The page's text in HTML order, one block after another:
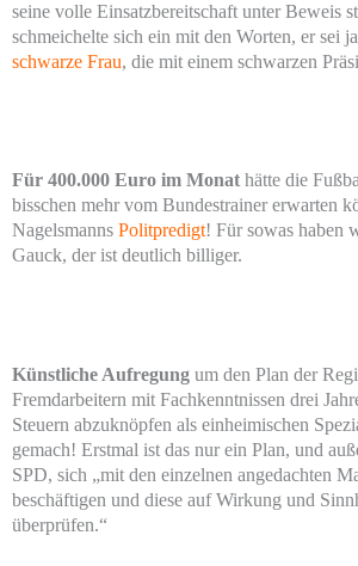
seine volle Einsatzbereitschaft unter Beweis
schmeichelte sich ein mit den Worten, er sei
schwarze Frau, die mit einem schwarzen
Für 400.000 Euro im Monat hätte die
bisschen mehr vom Bundestrainer erwarten
Nagelsmanns Politpredigt! Für sowas haben
Gauck, der ist deutlich billiger.
Künstliche Aufregung um den Plan der
Fremdarbeitern mit Fachkenntnissen drei
Steuern abzuknöpfen als einheimischen
gemach! Erstmal ist das nur ein Plan, und
SPD, sich „mit den einzelnen angedachten
beschäftigen und diese auf Wirkung und
überprüfen.“